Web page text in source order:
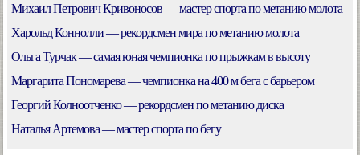
Михаил Петрович Кривоносов — мастер спорта по метанию молота
Харольд Коннолли — рекордсмен мира по метанию молота
Ольга Турчак — самая юная чемпионка по прыжкам в высоту
Маргарита Пономарева — чемпионка на 400 м бега с барьером
Георгий Колноотченко — рекордсмен по метанию диска
Наталья Артемова — мастер спорта по бегу